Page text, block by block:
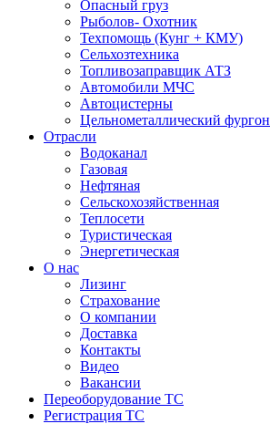
Опасный груз
Рыболов- Охотник
Техпомощь (Кунг + КМУ)
Сельхозтехника
Топливозаправщик АТЗ
Автомобили МЧС
Автоцистерны
Цельнометаллический фургон
Отрасли
Водоканал
Газовая
Нефтяная
Сельскохозяйственная
Теплосети
Туристическая
Энергетическая
О нас
Лизинг
Страхование
О компании
Доставка
Контакты
Видео
Вакансии
Переоборудование ТС
Регистрация ТС